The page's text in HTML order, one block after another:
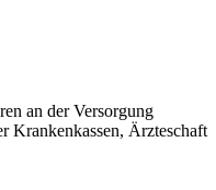
an der Versorgung
Krankenkassen, Ärzteschaft